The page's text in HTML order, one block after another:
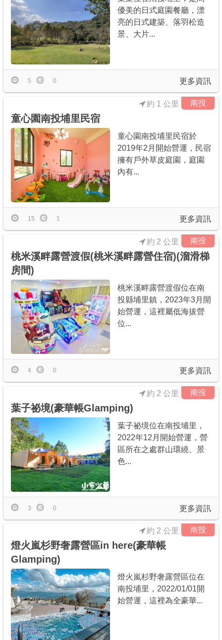
優美的日式庭園餐廳，漂
亮的日式建築、落羽松造
景、大片...
更多資訊
5 0
南投
約 1 公里
童心園南投埔里民宿
童心園南投埔里民宿於
2019年2月開始營運，民宿
擁有戶外草皮庭園，庭園
內有...
更多資訊
15 1
南投
約 2 公里
桃米溪畔露營渡假(桃米溪畔露營住宿)(溜滑梯
房間)
桃米溪畔露營渡假位在南
投縣埔里鎮，2023年3月開
始營運，這裡屬低海拔營
位...
更多資訊
4 0
南投
約 2 公里
葉子祕境(豪華帳Glamping)
葉子祕境位在南投埔里，
2022年12月開始營運，營
區所在之處群山環繞、景
色...
更多資訊
3 0
南投
約 2 公里
燈火嵐杉野奢露營區in here(豪華帳
Glamping)
燈火嵐杉野奢露營區位在
南投埔里，2022/01/01開
始營運，這裡為全豪華...